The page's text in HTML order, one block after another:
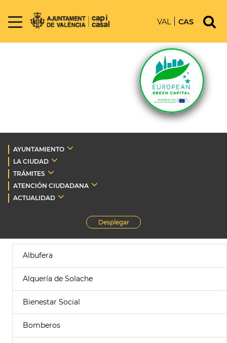
VAL CAS
AYUNTAMIENTO
LA CIUDAD
TRÁMITES
ATENCIÓN CIUDADANA
ACTUALIDAD
Desplegar
Albufera
Alquería de Solache
Bienestar Social
Bomberos